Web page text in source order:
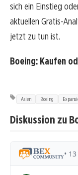
sich ein Einstieg
aktuellen Gratis-
jetzt zu tun ist.
Boeing: Kaufen
Asien Boeing
Diskussion zu